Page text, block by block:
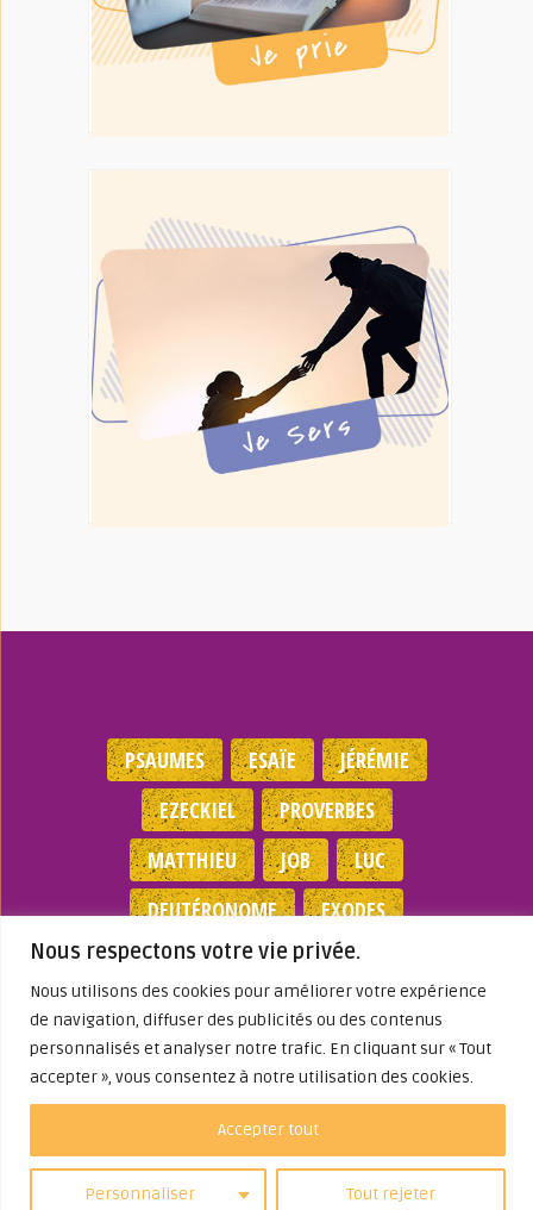
Nous respectons votre vie privée.
Nous utilisons des cookies pour améliorer votre expérience
de navigation, diffuser des publicités ou des contenus
personnalisés et analyser notre trafic. En cliquant sur « Tout
accepter », vous consentez à notre utilisation des cookies.
Personnaliser Tout rejeter
Accepter tout
PSAUMES ESAÏE
JÉRÉMIE
EZECKIEL
PROVERBES
MATTHIEU
JOB
LUC
DEUTÉRONOME
EXODES
NOMBRES
JEAN 1 SAMUEL
Mentions légales|Politique de
confidentialité|Partenaires|Dieu A Agi
Dans ma Vie
© 2026